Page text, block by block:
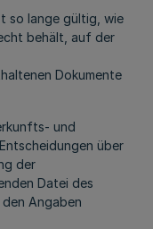
so lange gültig, wie
behält, auf der
Dokumente
und
über
der
Datei des
Angaben